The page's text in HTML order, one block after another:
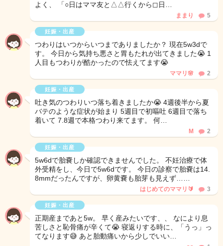
よく、 「○日はママ友と△△行くから◻︎日…
ままり 5
妊娠・出産
つわりはいつからいつまでありましたか？ 現在5w3dで
す。 今日から気持ち悪さと胃もたれが出てきました😭 1
人目もつわりが酷かったので怯えてます😭
ママリ🌸 2
妊娠・出産
吐き気のつわりいつ落ち着きましたか😭 4週後半から夏
バテのような症状が始まり 5週目で初嘔吐 6週目で落ち
着いて 7.8週で本格つわり来てます。 何…
M 2
妊娠・出産
5w6dで胎嚢しか確認できませんでした。 不妊治療で体
外受精をし、今日で5w6dです。 今日の診察で胎嚢は14.
8mmだったんですが、卵黄嚢も胎芽も見えず……
はじめてのママリ🔰 3
妊娠・出産
正期産まであと5w。 早く産みたいです、、 なにより息
苦しさと恥骨痛が辛くて😭 寝返りする時に、「うっ」っ
てなります😅 あと胎動痛いから少しでいい…